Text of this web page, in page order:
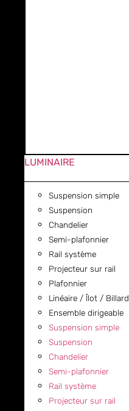
LUMINAIRE
Suspension simple
Suspension
Chandelier
Semi-plafonnier
Rail système
Projecteur sur rail
Plafonnier
Linéaire / Îlot / Billard
Ensemble dirigeable
Suspension simple
Suspension
Chandelier
Semi-plafonnier
Rail système
Projecteur sur rail